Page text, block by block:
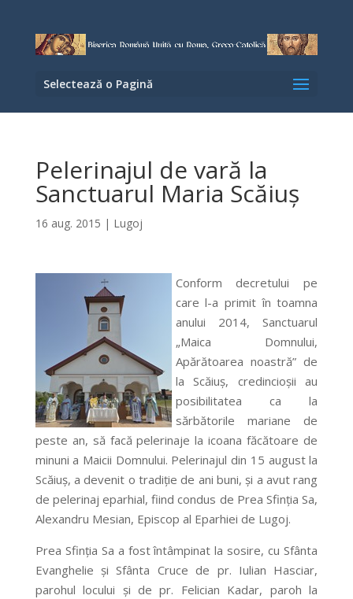
Selectează o Pagină
Pelerinajul de vară la
Sanctuarul Maria Scăiuş
16 aug. 2015 | Lugoj
Conform decretului pe
care l-a primit în toamna
anului 2014, Sanctuarul
„Maica Domnului,
Apărătoarea noastră” de
la Scăiuş, credincioşii au
posibilitatea ca la
sărbătorile mariane de
peste an, să facă pelerinaje la icoana făcătoare de
minuni a Maicii Domnului. Pelerinajul din 15 august la
Scăiuş, a devenit o tradiţie de ani buni, şi a avut rang
de pelerinaj eparhial, fiind condus de Prea Sfinţia Sa,
Alexandru Mesian, Episcop al Eparhiei de Lugoj.
Prea Sfinţia Sa a fost întâmpinat la sosire, cu Sfânta
Evanghelie şi Sfânta Cruce de pr. Iulian Hasciar,
parohul locului şi de pr. Felician Kadar, paroh la